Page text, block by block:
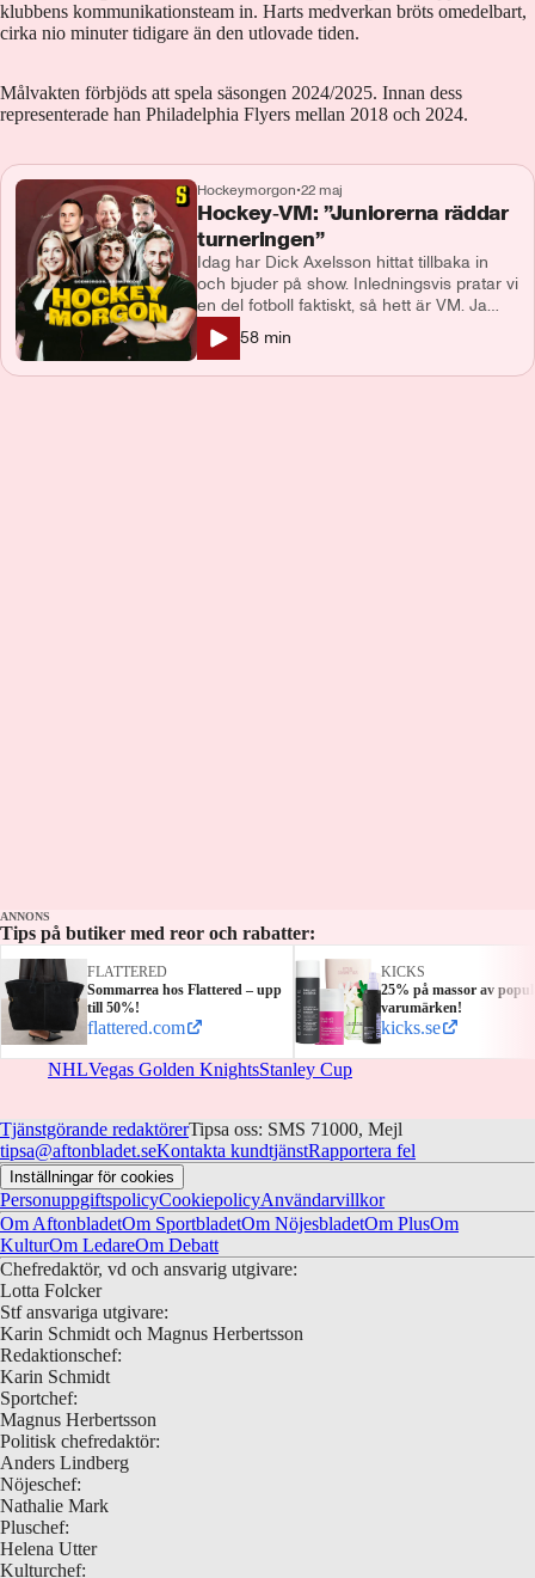
klubbens kommunikationsteam in. Harts medverkan bröts omedelbart,
cirka nio minuter tidigare än den utlovade tiden.
Målvakten förbjöds att spela säsongen 2024/2025. Innan dess
representerade han Philadelphia Flyers mellan 2018 och 2024.
Hockeymorgon•22 maj
Hockey‑VM: ”Juniorerna räddar
turneringen”
Idag har Dick Axelsson hittat tillbaka in
och bjuder på show. Inledningsvis pratar vi
en del fotboll faktiskt, så hett är VM. Ja
efter överkörningen av Slovenien har
tempen gått ner, men vi har lika roligt för
58 min
ANNONS
Tips på butiker med reor och rabatter:
FLATTERED
Sommarrea hos Flattered – upp
till 50%!
flattered.com
KICKS
25% på massor av
varumärken!
kicks.se
NHLVegas Golden KnightsStanley Cup
Tjänstgörande redaktörerTipsa oss: SMS 71000, Mejl
tipsa@aftonbladet.seKontakta kundtjänstRapportera fel
Inställningar för cookies
PersonuppgiftspolicyCookiepolicyAnvändarvillkor
Om AftonbladetOm SportbladetOm NöjesbladetOm PlusOm
KulturOm LedareOm Debatt
Chefredaktör, vd och ansvarig utgivare:
Lotta Folcker
Stf ansvariga utgivare:
Karin Schmidt och Magnus Herbertsson
Redaktionschef:
Karin Schmidt
Sportchef:
Magnus Herbertsson
Politisk chefredaktör:
Anders Lindberg
Nöjeschef:
Nathalie Mark
Pluschef:
Helena Utter
Kulturchef: